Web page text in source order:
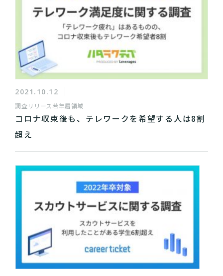
2021.10.12
調査リリース 若年層領域
コロナ収束後も、テレワークを希望する人は8割
超え